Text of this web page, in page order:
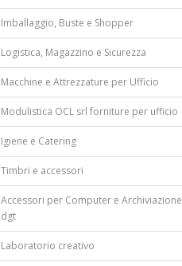
Imballaggio, Buste e Shopper
Logistica, Magazzino e Sicurezza
Macchine e Attrezzature per Ufficio
Modulistica OCL srl forniture per ufficio
Igiene e Catering
Timbri e accessori
Accessori per Computer e Archiviazione
dgt
Laboratorio creativo